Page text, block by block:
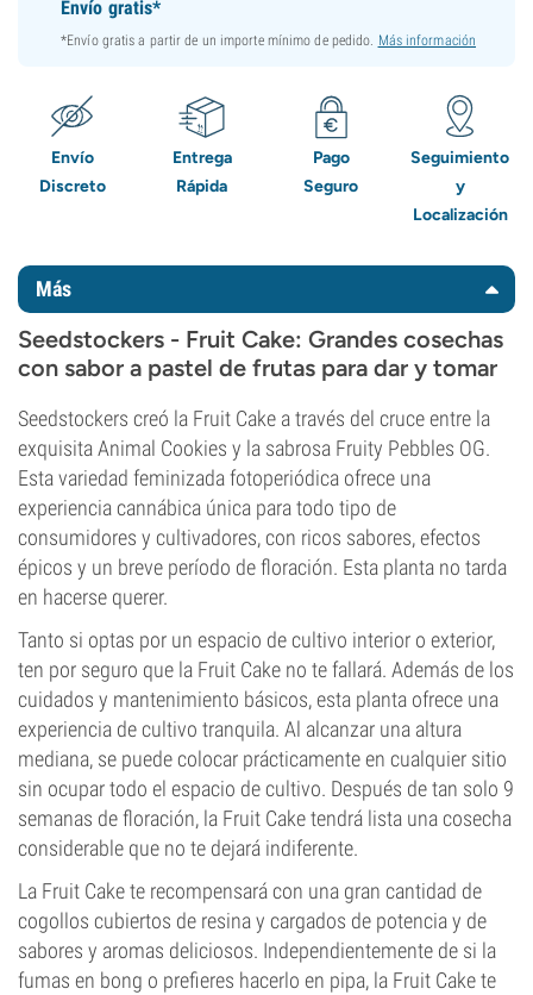
Envío gratis*
*Envío gratis a partir de un importe mínimo de pedido. Más información
Envío
Discreto
Entrega
Rápida
Pago
Seguro
Seguimiento
y
Localización
Más
Seedstockers - Fruit Cake: Grandes cosechas
con sabor a pastel de frutas para dar y tomar
Seedstockers creó la Fruit Cake a través del cruce entre la
exquisita Animal Cookies y la sabrosa Fruity Pebbles OG.
Esta variedad feminizada fotoperiódica ofrece una
experiencia cannábica única para todo tipo de
consumidores y cultivadores, con ricos sabores, efectos
épicos y un breve período de floración. Esta planta no tarda
en hacerse querer.
Tanto si optas por un espacio de cultivo interior o exterior,
ten por seguro que la Fruit Cake no te fallará. Además de los
cuidados y mantenimiento básicos, esta planta ofrece una
experiencia de cultivo tranquila. Al alcanzar una altura
mediana, se puede colocar prácticamente en cualquier sitio
sin ocupar todo el espacio de cultivo. Después de tan solo 9
semanas de floración, la Fruit Cake tendrá lista una cosecha
considerable que no te dejará indiferente.
La Fruit Cake te recompensará con una gran cantidad de
cogollos cubiertos de resina y cargados de potencia y de
sabores y aromas deliciosos. Independientemente de si la
fumas en bong o prefieres hacerlo en pipa, la Fruit Cake te